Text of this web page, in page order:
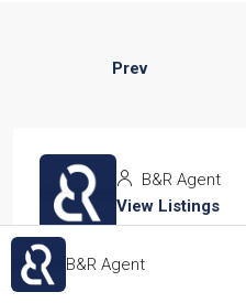
Prev
B&R Agent
View Listings
B&R Agent